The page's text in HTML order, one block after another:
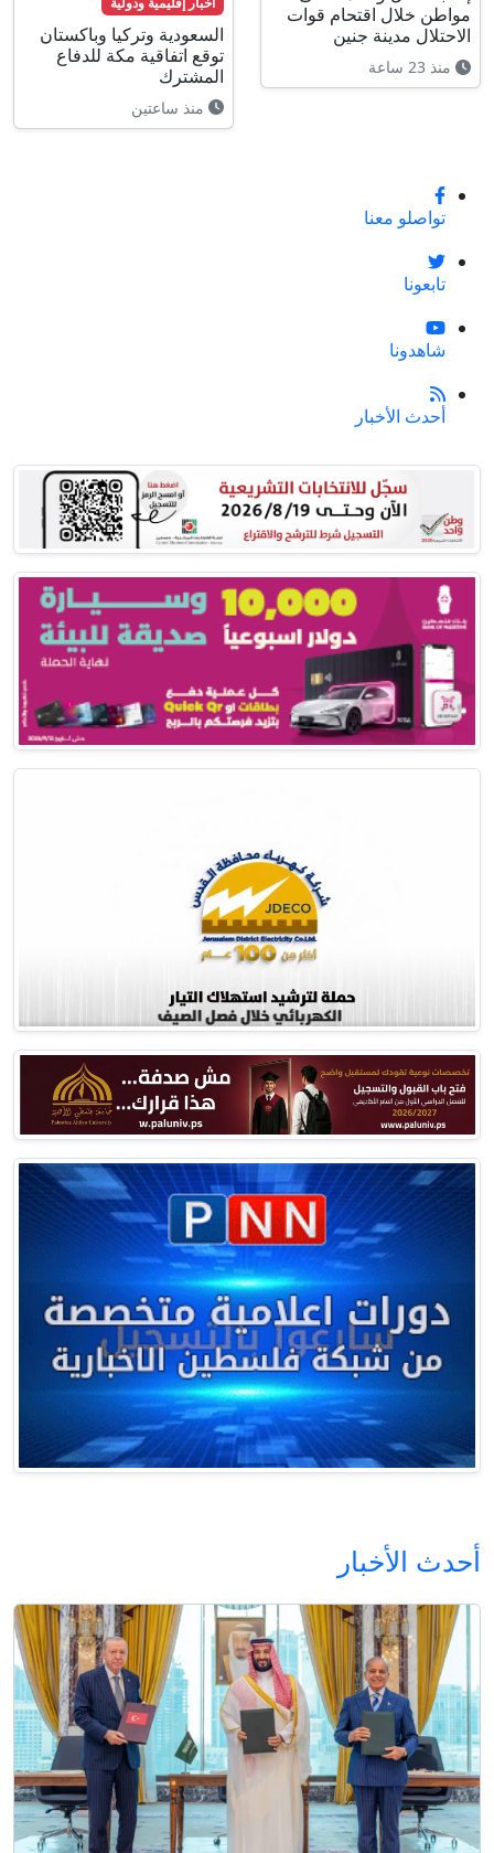
مواطن خلال اقتحام قوات
الاحتلال مدينة جنين
منذ 23 ساعة
السعودية وتركيا وباكستان
توقع اتفاقية مكة للدفاع
المشترك
منذ ساعتين
تواصلو معنا
تابعونا
شاهدونا
أحدث الأخبار
أحدث الأخبار